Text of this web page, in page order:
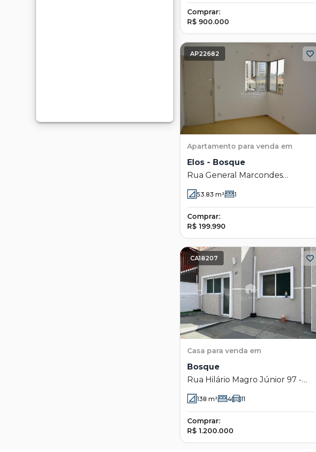
Comprar:
R$ 900.000
AP22682
Apartamento para venda em
Elos - Bosque
Rua General Marcondes
Salgado 830 - Bosque -
Campinas - SP
53.83 m² 1
Comprar:
R$ 199.990
CA18207
Casa para venda em
Bosque
Rua Hilário Magro Júnior 97 -
Bosque - Campinas - SP
138 m² 4 11
Comprar:
R$ 1.200.000